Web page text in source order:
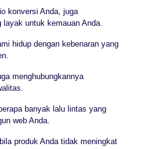
konversi Anda, juga
untuk kemauan Anda.
hidup dengan kebenaran yang
menghubungkannya
banyak lalu lintas yang
web Anda.
produk Anda tidak meningkat